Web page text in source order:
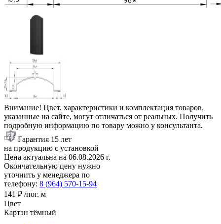
Внимание! Цвет, характеристики и комплектация товаров,
указанные на сайте, могут отличаться от реальных. Получить
подробную информацию по товару можно у консультанта.
Гарантия 15 лет
на продукцию с установкой
Цена актуальна на 06.08.2026 г.
Окончательную цену нужно
уточнить у менеджера по
телефону: 8 (964) 570-15-94
141 ₽ /пог. м
Цвет
Картэн тёмный